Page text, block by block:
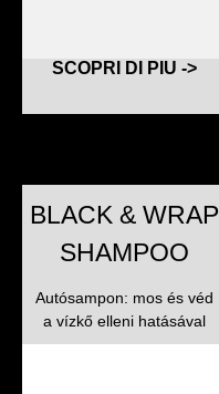
SCOPRI DI PIU ->
BLACK & WRAP
SHAMPOO
Autósampon: mos és véd
a vízkő elleni hatásával